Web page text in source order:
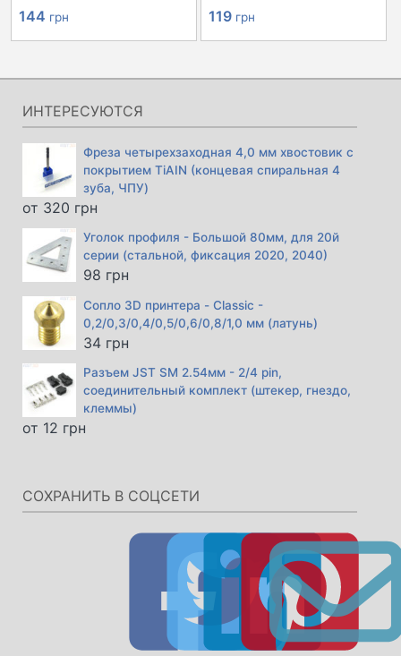
144 грн 119 грн
ИНТЕРЕСУЮТСЯ
Фреза четырехзаходная 4,0 мм хвостовик с
покрытием TiAIN (концевая спиральная 4
зуба, ЧПУ)
от 320 грн
Уголок профиля - Большой 80мм, для 20й
серии (стальной, фиксация 2020, 2040)
98 грн
Сопло 3D принтера - Classic -
0,2/0,3/0,4/0,5/0,6/0,8/1,0 мм (латунь)
34 грн
Разъем JST SM 2.54мм - 2/4 pin,
соединительный комплект (штекер, гнездо,
клеммы)
от 12 грн
СОХРАНИТЬ В СОЦСЕТИ